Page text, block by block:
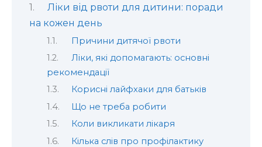
Ліки від рвоти для дитини: поради
на кожен день
Причини дитячої рвоти
Ліки, які допомагають: основні
рекомендації
Корисні лайфхаки для батьків
Що не треба робити
Коли викликати лікаря
Кілька слів про профілактику